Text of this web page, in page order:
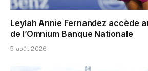
Leylah Annie Fernandez accède
de l’Omnium Banque Nationale
5 août 2026